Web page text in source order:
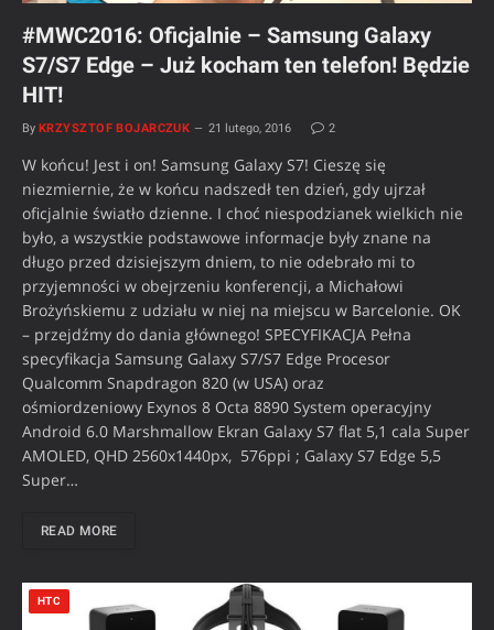
#MWC2016: Oficjalnie – Samsung Galaxy
S7/S7 Edge – Już kocham ten telefon! Będzie
HIT!
By KRZYSZTOF BOJARCZUK 21 lutego, 2016 2
W końcu! Jest i on! Samsung Galaxy S7! Cieszę się
niezmiernie, że w końcu nadszedł ten dzień, gdy ujrzał
oficjalnie światło dzienne. I choć niespodzianek wielkich nie
było, a wszystkie podstawowe informacje były znane na
długo przed dzisiejszym dniem, to nie odebrało mi to
przyjemności w obejrzeniu konferencji, a Michałowi
Brożyńskiemu z udziału w niej na miejscu w Barcelonie. OK
– przejdźmy do dania głównego! SPECYFIKACJA Pełna
specyfikacja Samsung Galaxy S7/S7 Edge Procesor
Qualcomm Snapdragon 820 (w USA) oraz
ośmiordzeniowy Exynos 8 Octa 8890 System operacyjny
Android 6.0 Marshmallow Ekran Galaxy S7 flat 5,1 cala Super
AMOLED, QHD 2560x1440px, 576ppi ; Galaxy S7 Edge 5,5
Super…
READ MORE
HTC